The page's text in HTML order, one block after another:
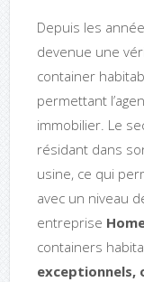
Depuis les
devenue une
container
permettant
immobilier. Le
résidant dans
usine, ce qui
avec un niveau
entreprise
containers
exceptionnels,